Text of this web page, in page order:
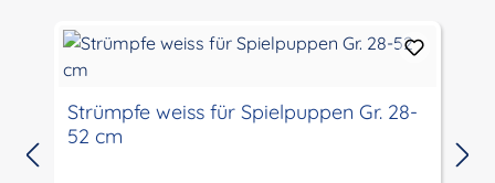
Strümpfe weiss für Spielpuppen Gr. 28-
52 cm